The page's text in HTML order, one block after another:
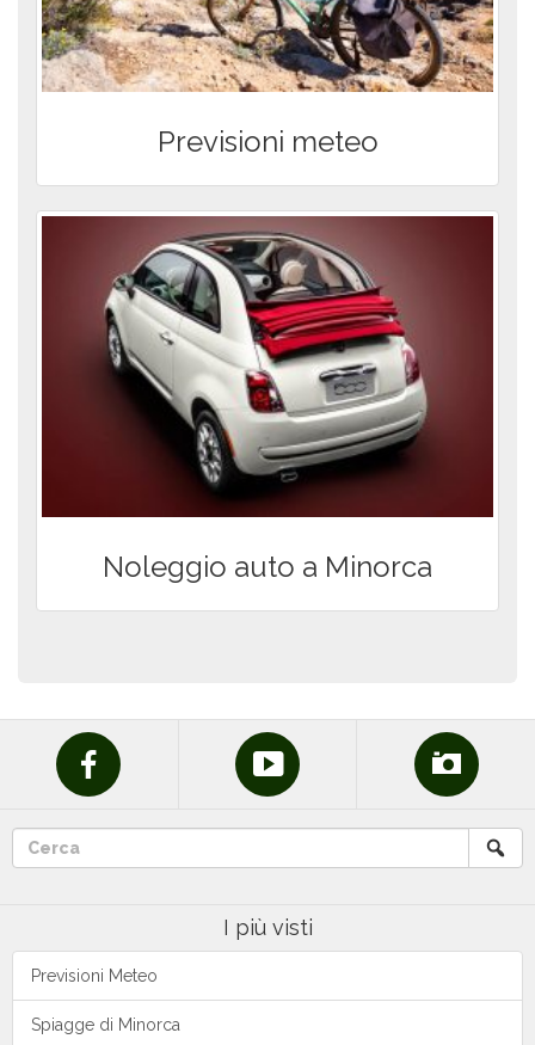
Previsioni meteo
Noleggio auto a Minorca
I più visti
Previsioni Meteo
Spiagge di Minorca